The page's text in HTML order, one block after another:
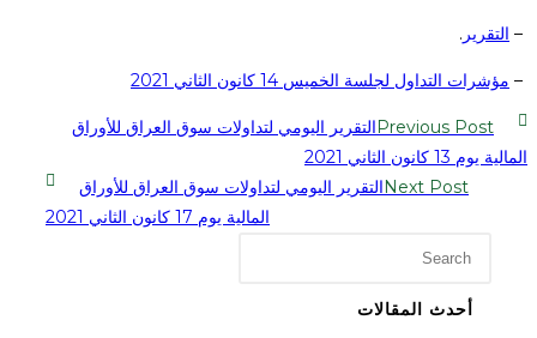
– التقرير .
– مؤشرات التداول لجلسة الخميس 14 كانون الثاني 2021
Previous Postالتقرير اليومي لتداولات سوق العراق للأوراق
المالية يوم 13 كانون الثاني 2021
Next Postالتقرير اليومي لتداولات سوق العراق للأوراق
المالية يوم 17 كانون الثاني 2021
أحدث المقالات